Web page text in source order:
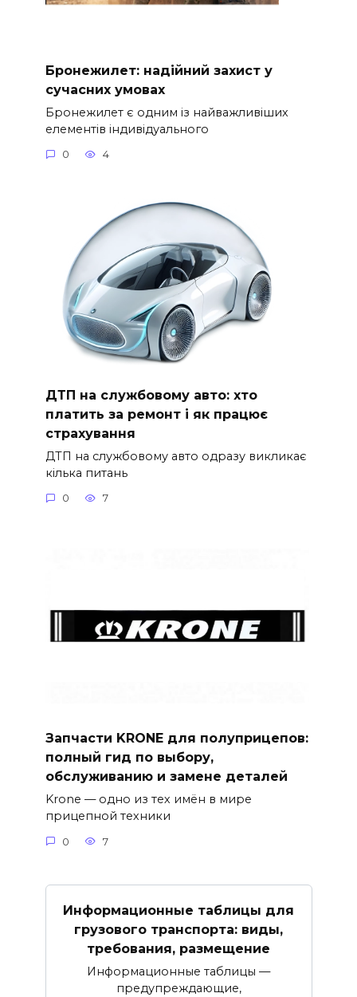
Бронежилет: надійний захист у
сучасних умовах
Бронежилет є одним із найважливіших
елементів індивідуального
0 4
ДТП на службовому авто: хто
платить за ремонт і як працює
страхування
ДТП на службовому авто одразу викликає
кілька питань
0 7
Запчасти KRONE для полуприцепов:
полный гид по выбору,
обслуживанию и замене деталей
Krone — одно из тех имён в мире
прицепной техники
0 7
Информационные таблицы для
грузового транспорта: виды,
требования, размещение
Информационные таблицы —
предупреждающие,